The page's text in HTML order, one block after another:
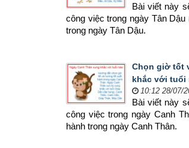
Bài viết này
công việc trong ngày Tân
trong ngày Tân Dậu.
Chọn giờ tốt
khắc với tuổi
10:12 28/07/
Bài viết này
công việc trong ngày Canh
hành trong ngày Canh Thân.